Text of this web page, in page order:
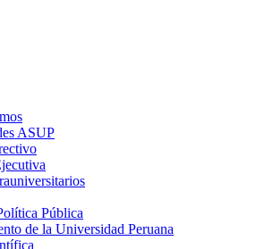
ASUP
Pública
de la Universidad Peruana